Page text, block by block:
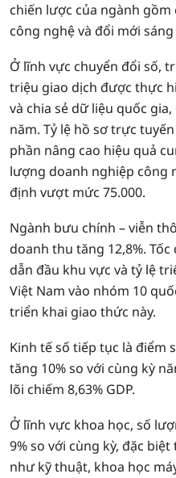
chiến lược của ngành
công nghệ và đổi mới
Ở lĩnh vực chuyển đổi số,
triệu giao dịch được thực
và chia sẻ dữ liệu quốc
năm. Tỷ lệ hồ sơ trực
phần nâng cao hiệu quả
lượng doanh nghiệp công
định vượt mức 75.000.
Ngành bưu chính – viễn
doanh thu tăng 12,8%.
dẫn đầu khu vực và tỷ lệ
Việt Nam vào nhóm 10
triển khai giao thức này.
Kinh tế số tiếp tục là điểm
tăng 10% so với cùng kỳ
lõi chiếm 8,63% GDP.
Ở lĩnh vực khoa học, số
9% so với cùng kỳ, đặc
như kỹ thuật, khoa học